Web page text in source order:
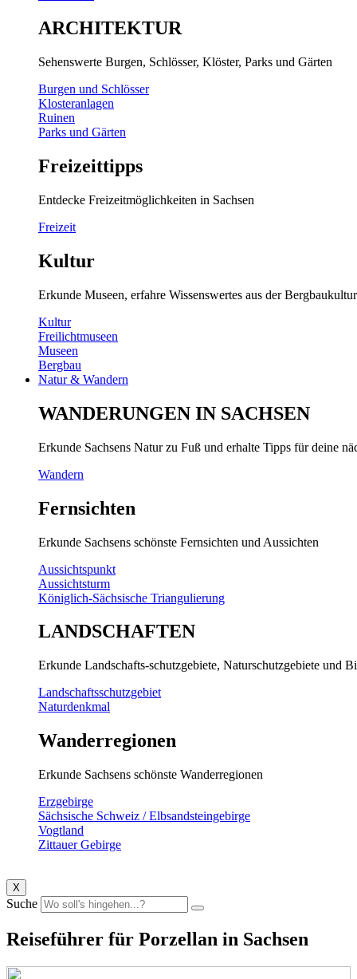
ARCHITEKTUR
Sehenswerte Burgen, Schlösser, Klöster, Parks und Gärten
Burgen und Schlösser
Klosteranlagen
Ruinen
Parks und Gärten
Freizeittipps
Entdecke Freizeitmöglichkeiten in Sachsen
Freizeit
Kultur
Erkunde Museen, erfahre Wissenswertes aus der
Kultur
Freilichtmuseen
Museen
Bergbau
Natur & Wandern
WANDERUNGEN IN SACHSEN
Erkunde Sachsens Natur zu Fuß und erhalte Tipps für deine
Wandern
Fernsichten
Erkunde Sachsens schönste Fernsichten und Aussichten
Aussichtspunkt
Aussichtsturm
Königlich-Sächsische Triangulierung
LANDSCHAFTEN
Erkunde Landschafts-schutzgebiete, Naturschutzgebiete und
Landschaftsschutzgebiet
Naturdenkmal
Wanderregionen
Erkunde Sachsens schönste Wanderregionen
Erzgebirge
Sächsische Schweiz / Elbsandsteingebirge
Vogtland
Zittauer Gebirge
X
Suche
Reiseführer für Porzellan in Sachsen